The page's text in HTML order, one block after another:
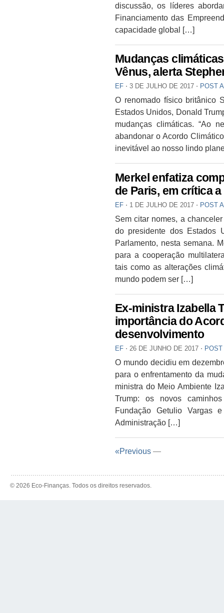
discussão, os líderes
Financiamento das
capacidade global […]
Mudanças
Vênus, alerta
EF ⋅ 3 DE JULHO DE 2017 ⋅ POST
O renomado físico britânico
Estados Unidos, Donald
mudanças climáticas. “Ao
abandonar o Acordo
inevitável ao nosso lindo
Merkel enfatiza
de Paris, em crítica
EF ⋅ 1 DE JULHO DE 2017 ⋅ POST
Sem citar nomes, a
do presidente dos Estados
Parlamento, nesta semana.
para a cooperação
tais como as alterações
mundo podem ser […]
Ex-ministra Izabella
importância do
desenvolvimento
EF ⋅ 26 DE JUNHO DE 2017 ⋅
O mundo decidiu em
para o enfrentamento da
ministra do Meio Ambiente
Trump: os novos
Fundação Getulio Vargas
Administração […]
«Previous —
© 2026 Eco-Finanças. Todos os direitos reservados.